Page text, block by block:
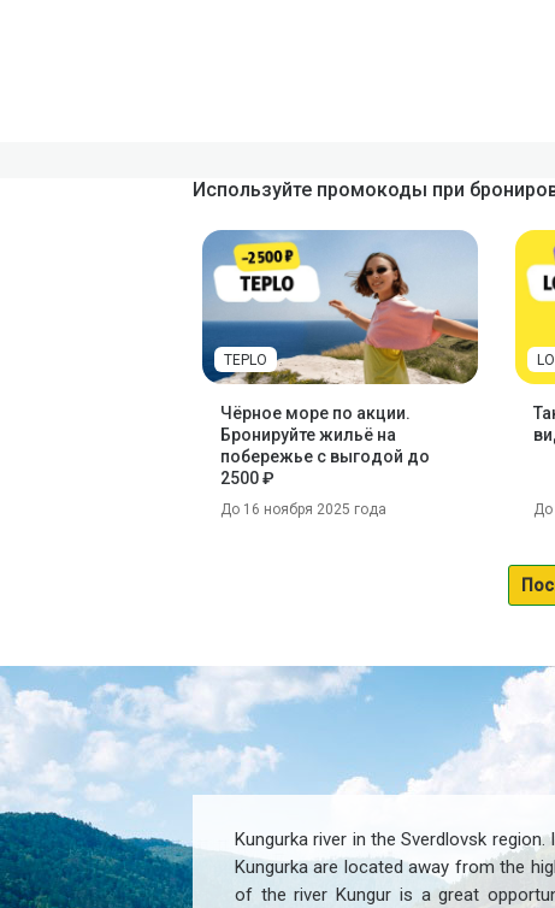
Используйте промокоды при
TEPLO
Чёрное море по акции.
Бронируйте жильё на
побережье с выгодой до
2500 ₽
До 16 ноября 2025 года До
Kungurka river in the Sverdlovsk
Kungurka are located away from the
of the river Kungur is a great